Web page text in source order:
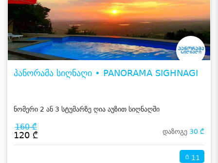
პანორამა სიღნაღი • PANORAMA SIGHNAGI
ნომერი 2 ან 3 სტუმარზე ღია აუზით სიღნაღში
160 ₾
120 ₾ დაზოგე 30 ₾
11